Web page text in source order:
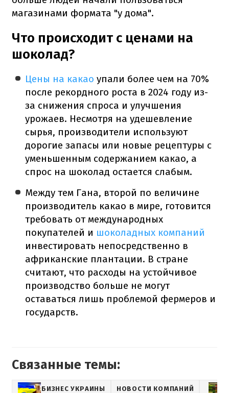
магазинами формата "у дома".
Что происходит с ценами на
шоколад?
Цены на какао упали более чем на 70%
после рекордного роста в 2024 году из-
за снижения спроса и улучшения
урожаев. Несмотря на удешевление
сырья, производители используют
дорогие запасы или новые рецептуры с
уменьшенным содержанием какао, а
спрос на шоколад остается слабым.
Между тем Гана, второй по величине
производитель какао в мире, готовится
требовать от международных
покупателей и шоколадных компаний
инвестировать непосредственно в
африканские плантации. В стране
считают, что расходы на устойчивое
производство больше не могут
оставаться лишь проблемой фермеров и
государств.
Связанные темы:
БИЗНЕС УКРАИНЫ НОВОСТИ КОМПАНИЙ